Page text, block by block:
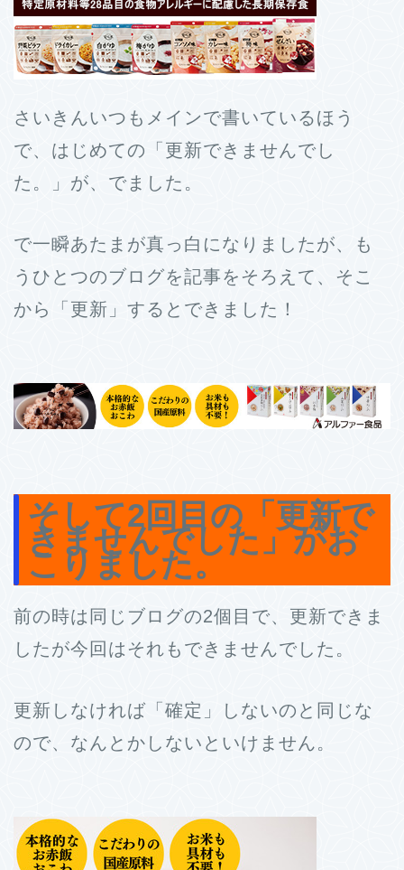
さいきんいつもメインで書いているほう
で、はじめての「更新できませんでし
た。」が、でました。
で一瞬あたまが真っ白になりましたが、も
うひとつのブログを記事をそろえて、そこ
から「更新」するとできました！
そして2回目の「更新で
きませんでした」がお
こりました。
前の時は同じブログの2個目で、更新できま
したが今回はそれもできませんでした。
更新しなければ「確定」しないのと同じな
ので、なんとかしないといけません。